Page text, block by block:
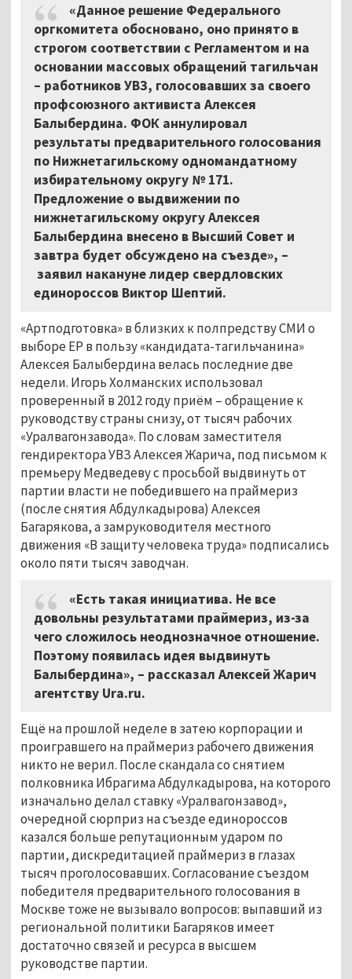
«Данное решение Федерального
оргкомитета обосновано, оно принято в
строгом соответствии с Регламентом и на
основании массовых обращений тагильчан
– работников УВЗ, голосовавших за своего
профсоюзного активиста Алексея
Балыбердина. ФОК аннулировал
результаты предварительного голосования
по Нижнетагильскому одномандатному
избирательному округу № 171.
Предложение о выдвижении по
нижнетагильскому округу Алексея
Балыбердина внесено в Высший Совет и
завтра будет обсуждено на съезде», –
заявил накануне лидер свердловских
единороссов Виктор Шептий.
«Артподготовка» в близких к полпредству СМИ о
выборе ЕР в пользу «кандидата-тагильчанина»
Алексея Балыбердина велась последние две
недели. Игорь Холманских использовал
проверенный в 2012 году приём – обращение к
руководству страны снизу, от тысяч рабочих
«Уралвагонзавода». По словам заместителя
гендиректора УВЗ Алексея Жарича, под письмом к
премьеру Медведеву с просьбой выдвинуть от
партии власти не победившего на праймериз
(после снятия Абдулкадырова) Алексея
Багарякова, а замруководителя местного
движения «В защиту человека труда» подписались
около пяти тысяч заводчан.
«Есть такая инициатива. Не все
довольны результатами праймериз, из-за
чего сложилось неоднозначное отношение.
Поэтому появилась идея выдвинуть
Балыбердина», – рассказал Алексей Жарич
агентству Ura.ru.
Ещё на прошлой неделе в затею корпорации и
проигравшего на праймериз рабочего движения
никто не верил. После скандала со снятием
полковника Ибрагима Абдулкадырова, на которого
изначально делал ставку «Уралвагонзавод»,
очередной сюрприз на съезде единороссов
казался больше репутационным ударом по
партии, дискредитацией праймериз в глазах
тысяч проголосовавших. Согласование съездом
победителя предварительного голосования в
Москве тоже не вызывало вопросов: выпавший из
региональной политики Багаряков имеет
достаточно связей и ресурса в высшем
руководстве партии.